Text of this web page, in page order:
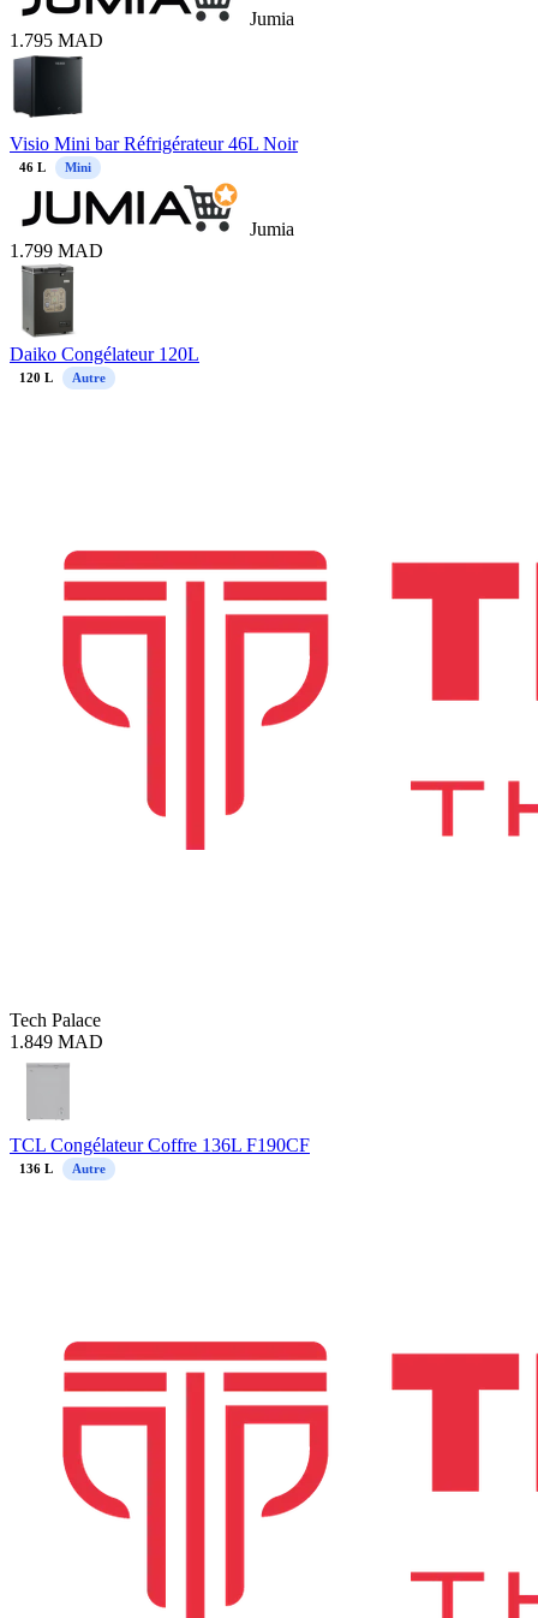
Jumia
1.795 MAD
Visio Mini bar Réfrigérateur 46L Noir
46 L Mini
Jumia
1.799 MAD
Daiko Congélateur 120L
120 L Autre
Tech Palace
1.849 MAD
TCL Congélateur Coffre 136L F190CF
136 L Autre